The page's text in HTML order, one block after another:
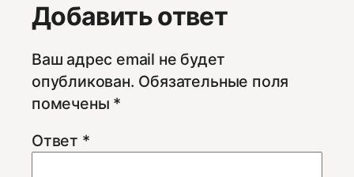
Добавить ответ
Ваш адрес email не будет
опубликован. Обязательные поля
помечены *
Ответ *